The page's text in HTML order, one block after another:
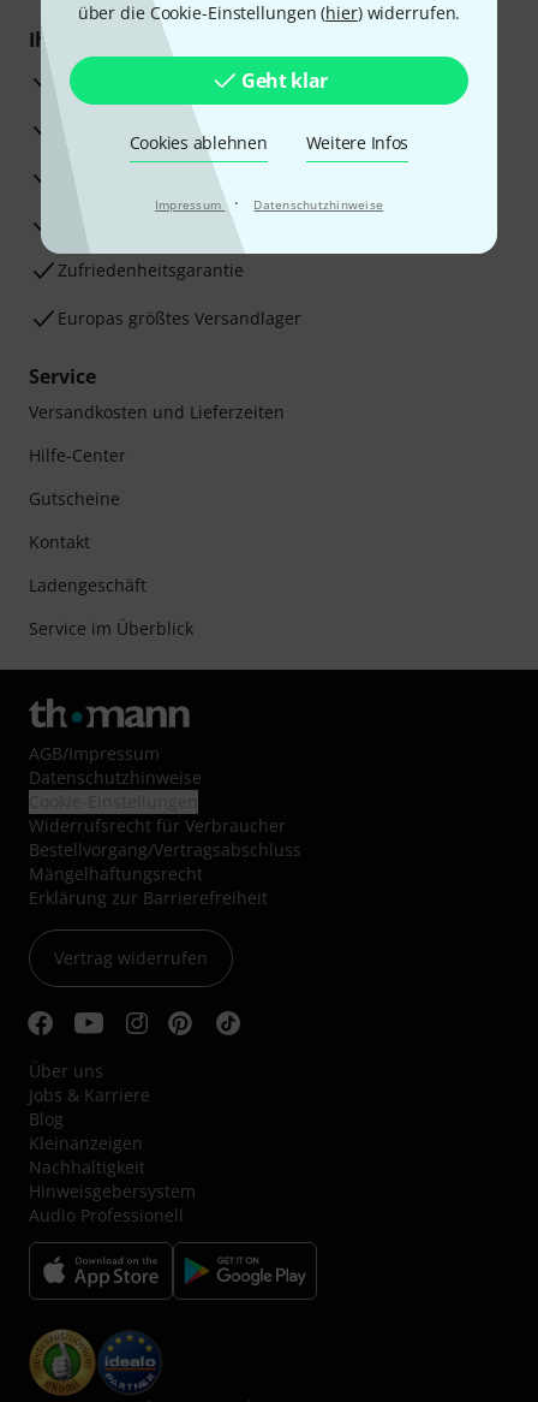
über die Cookie-Einstellungen (hier) widerrufen.
Geht klar
Cookies ablehnen Weitere Infos
Impressum · Datenschutzhinweise
Ihre Vorteile
3 Jahre Thomann Garantie
30 Tage Money-Back-Garantie
Beratung durch Fachexperten
Zufriedenheitsgarantie
Europas größtes Versandlager
Service
Versandkosten und Lieferzeiten
Hilfe-Center
Gutscheine
Kontakt
Ladengeschäft
Service im Überblick
AGB/Impressum
Datenschutzhinweise
Widerrufsrecht für Verbraucher
Bestellvorgang/Vertragsabschluss
Mängelhaftungsrecht
Erklärung zur Barrierefreiheit
Vertrag widerrufen
Über uns
Jobs & Karriere
Blog
Kleinanzeigen
Nachhaltigkeit
Hinweisgebersystem
Audio Professionell